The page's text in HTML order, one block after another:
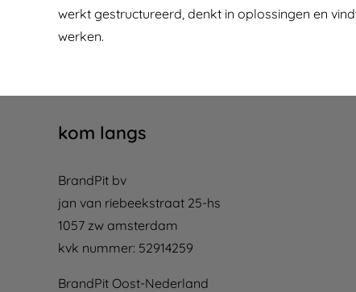
werkt gestructureerd, denkt in oplossingen en
werken.
kom langs
BrandPit bv
jan van riebeekstraat 25-hs
1057 zw amsterdam
kvk nummer: 52914259
BrandPit Oost-Nederland